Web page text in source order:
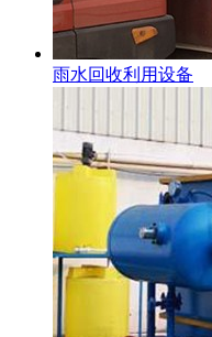
雨水回收利用设备